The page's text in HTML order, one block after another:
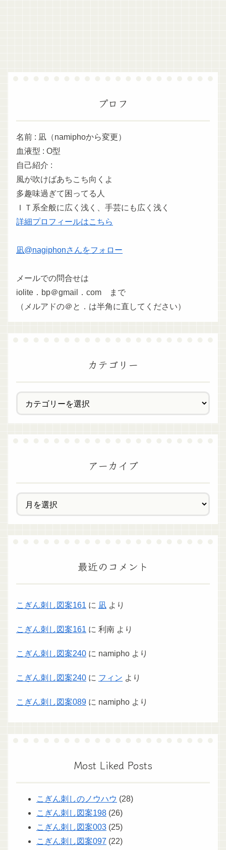
プロフ
名前 : 凪（namiphoから変更）
血液型 : O型
自己紹介 :
風が吹けばあちこち向くよ
多趣味過ぎて困ってる人
ＩＴ系全般に広く浅く、手芸にも広く浅く
詳細プロフィールはこちら
凪@nagiphonさんをフォロー
メールでの問合せは
iolite．bp＠gmail．com まで
（メルアドの＠と．は半角に直してください）
カテゴリー
アーカイブ
最近のコメント
こぎん刺し図案161 に 凪 より
こぎん刺し図案161 に 利南 より
こぎん刺し図案240 に namipho より
こぎん刺し図案240 に フィン より
こぎん刺し図案089 に namipho より
Most Liked Posts
こぎん刺しのノウハウ (28)
こぎん刺し図案198 (26)
こぎん刺し図案003 (25)
こぎん刺し図案097 (22)